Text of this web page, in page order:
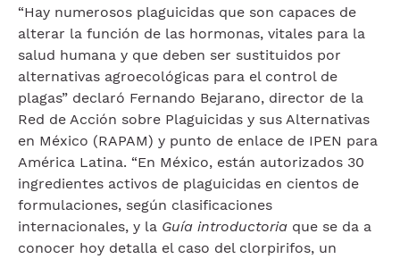
“Hay numerosos plaguicidas que son capaces de
alterar la función de las hormonas, vitales para la
salud humana y que deben ser sustituidos por
alternativas agroecológicas para el control de
plagas” declaró Fernando Bejarano, director de la
Red de Acción sobre Plaguicidas y sus Alternativas
en México (RAPAM) y punto de enlace de IPEN para
América Latina. “En México, están autorizados 30
ingredientes activos de plaguicidas en cientos de
formulaciones, según clasificaciones
internacionales, y la Guía introductoria que se da a
conocer hoy detalla el caso del clorpirifos, un